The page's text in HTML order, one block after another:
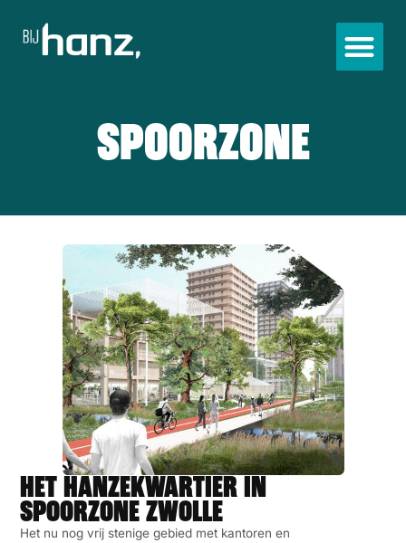
SPOORZONE
HET HANZEKWARTIER IN
SPOORZONE ZWOLLE
Het nu nog vrij stenige gebied met kantoren en